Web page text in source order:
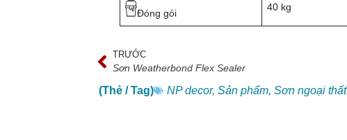
Đóng gói
40 kg
TRƯỚC
Sơn Weatherbond Flex Sealer
(Thẻ / Tag) NP decor, Sản phẩm, Sơn ngoại thất